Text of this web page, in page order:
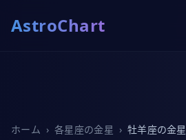
AstroChart
ホーム › 各星座の金星 › 牡羊座の金星